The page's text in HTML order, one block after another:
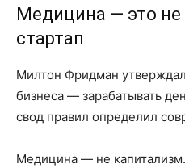
Медицина — это не
стартап
Милтон Фридман
бизнеса — зарабатывать
свод правил определил
Медицина — не